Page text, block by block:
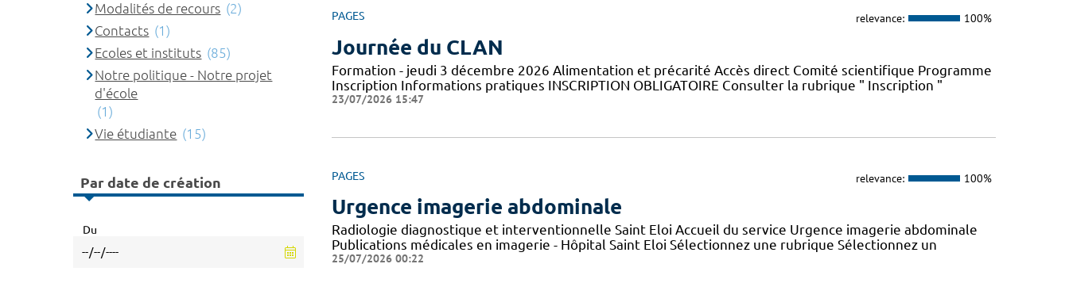
PAGES relevance: 100%
Journée du CLAN
Formation - jeudi 3 décembre 2026 Alimentation et précarité Accès direct Comité scientifique Programme
Inscription Informations pratiques ​INSCRIPTION OBLIGATOIRE Consulter la rubrique " Inscription "
23/07/2026 15:47
PAGES relevance: 100%
Urgence imagerie abdominale
Radiologie diagnostique et interventionnelle Saint Eloi Accueil du service Urgence imagerie abdominale
Publications médicales en imagerie - Hôpital Saint Eloi Sélectionnez une rubrique Sélectionnez un
25/07/2026 00:22
Modalités de recours (2)
Contacts (1)
Ecoles et instituts (85)
Notre politique - Notre projet
d'école
(1)
Vie étudiante (15)
Par date de création
Du